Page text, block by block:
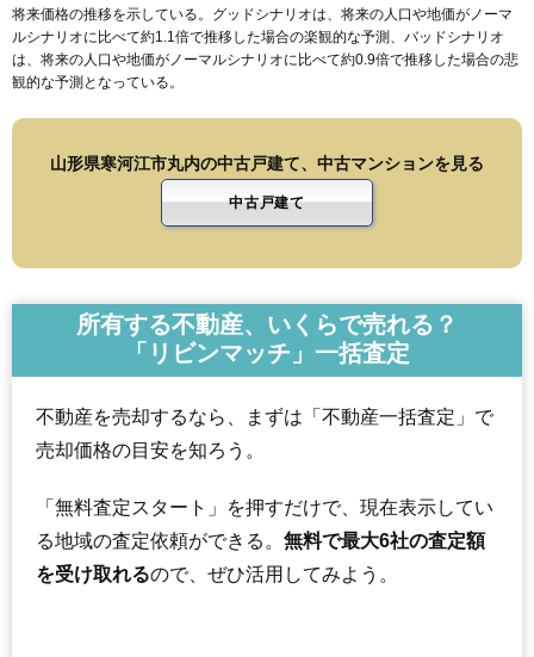
将来価格の推移を示している。グッドシナリオは、将来の人口や地価がノーマ
ルシナリオに比べて約1.1倍で推移した場合の楽観的な予測、バッドシナリオ
は、将来の人口や地価がノーマルシナリオに比べて約0.9倍で推移した場合の悲
観的な予測となっている。
山形県寒河江市丸内の中古戸建て、中古マンションを見る
中古戸建て
所有する不動産、いくらで売れる？
「リビンマッチ」一括査定
不動産を売却するなら、まずは「不動産一括査定」で
売却価格の目安を知ろう。
「無料査定スタート」を押すだけで、現在表示してい
る地域の査定依頼ができる。 無料で最大6社の査定額
を受け取れるので、ぜひ活用してみよう。